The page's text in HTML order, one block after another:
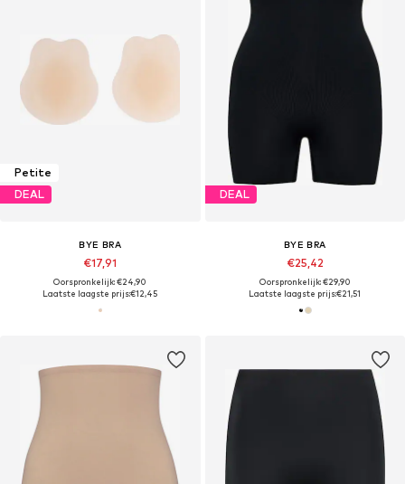
Petite
DEAL
BYE BRA
€17,91
Oorspronkelijk: €24,90
Laatste laagste prijs:€12,45
DEAL
BYE BRA
€25,42
Oorspronkelijk: €29,90
Laatste laagste prijs:€21,51